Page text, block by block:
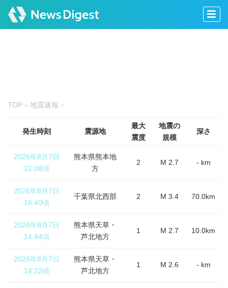
TOP 地震速報
発生時刻 震源地
最大
震度
地震の
規模
深さ
2026年8月7日
22:08頃
熊本県熊本地
方
2 M 2.7 - km
2026年8月7日
16:40頃
千葉県北西部 2 M 3.4 70.0km
2026年8月7日
14:44頃
熊本県天草・
芦北地方
1 M 2.7 10.0km
2026年8月7日
14:22頃
熊本県天草・
芦北地方
1 M 2.6 - km